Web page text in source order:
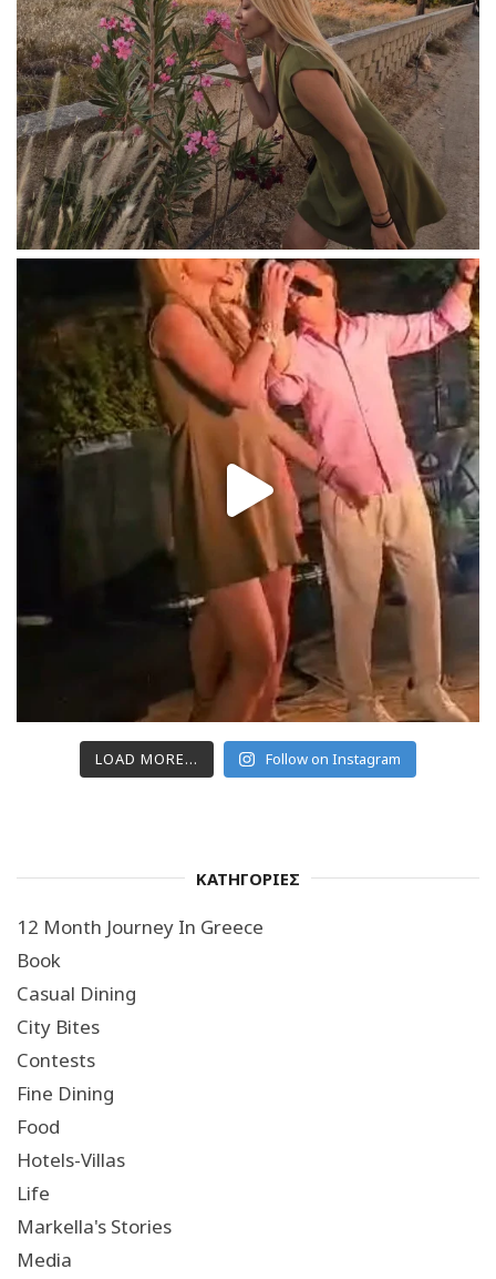
LOAD MORE... Follow on Instagram
ΚΑΤΗΓΟΡΙΕΣ
12 Month Journey In Greece
Book
Casual Dining
City Bites
Contests
Fine Dining
Food
Hotels-Villas
Life
Markella's Stories
Media